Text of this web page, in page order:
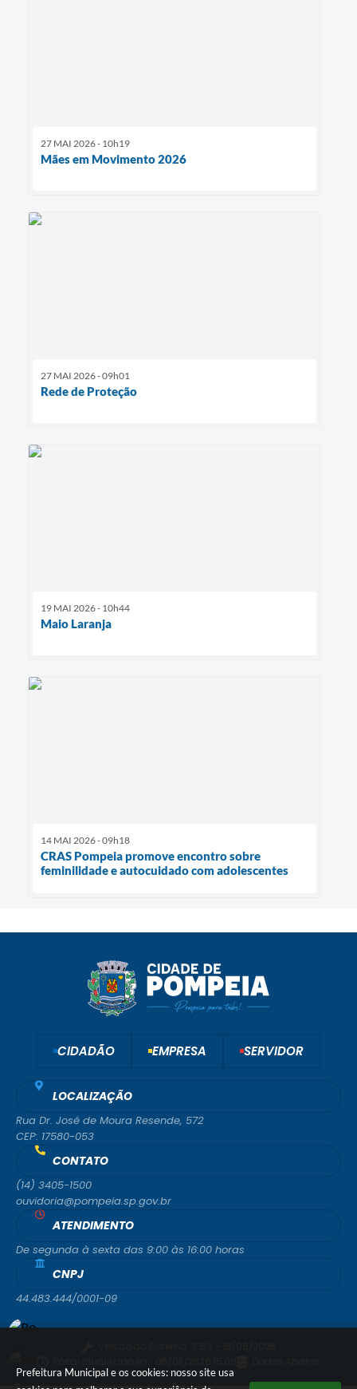
Prefeitura Municipal e os cookies: nosso site usa
27 MAI 2026 - 10h19
Mães em Movimento 2026
27 MAI 2026 - 09h01
Rede de Proteção
19 MAI 2026 - 10h44
Maio Laranja
14 MAI 2026 - 09h18
CRAS Pompeia promove encontro sobre
feminilidade e autocuidado com adolescentes
CIDADÃO EMPRESA SERVIDOR
LOCALIZAÇÃO
Rua Dr. José de Moura Resende, 572
CEP: 17580-053
CONTATO
(14) 3405-1500
ouvidoria@pompeia.sp.gov.br
ATENDIMENTO
De segunda à sexta das 9:00 às 16:00 horas
CNPJ
44.483.444/0001-09